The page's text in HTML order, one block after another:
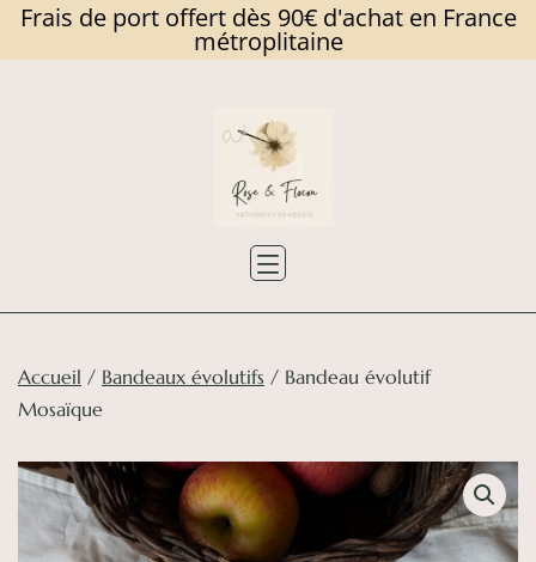
Frais de port offert dès 90€ d'achat en France
métroplitaine
Accueil / Bandeaux évolutifs / Bandeau évolutif
Mosaïque